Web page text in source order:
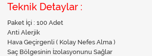
Teknik Detaylar :
Paket İçi : 100 Adet
Anti Alerjik
Hava Geçirgenli ( Kolay Nefes Alma )
Saç Bölgesinin İzolasyonunu Sağlar